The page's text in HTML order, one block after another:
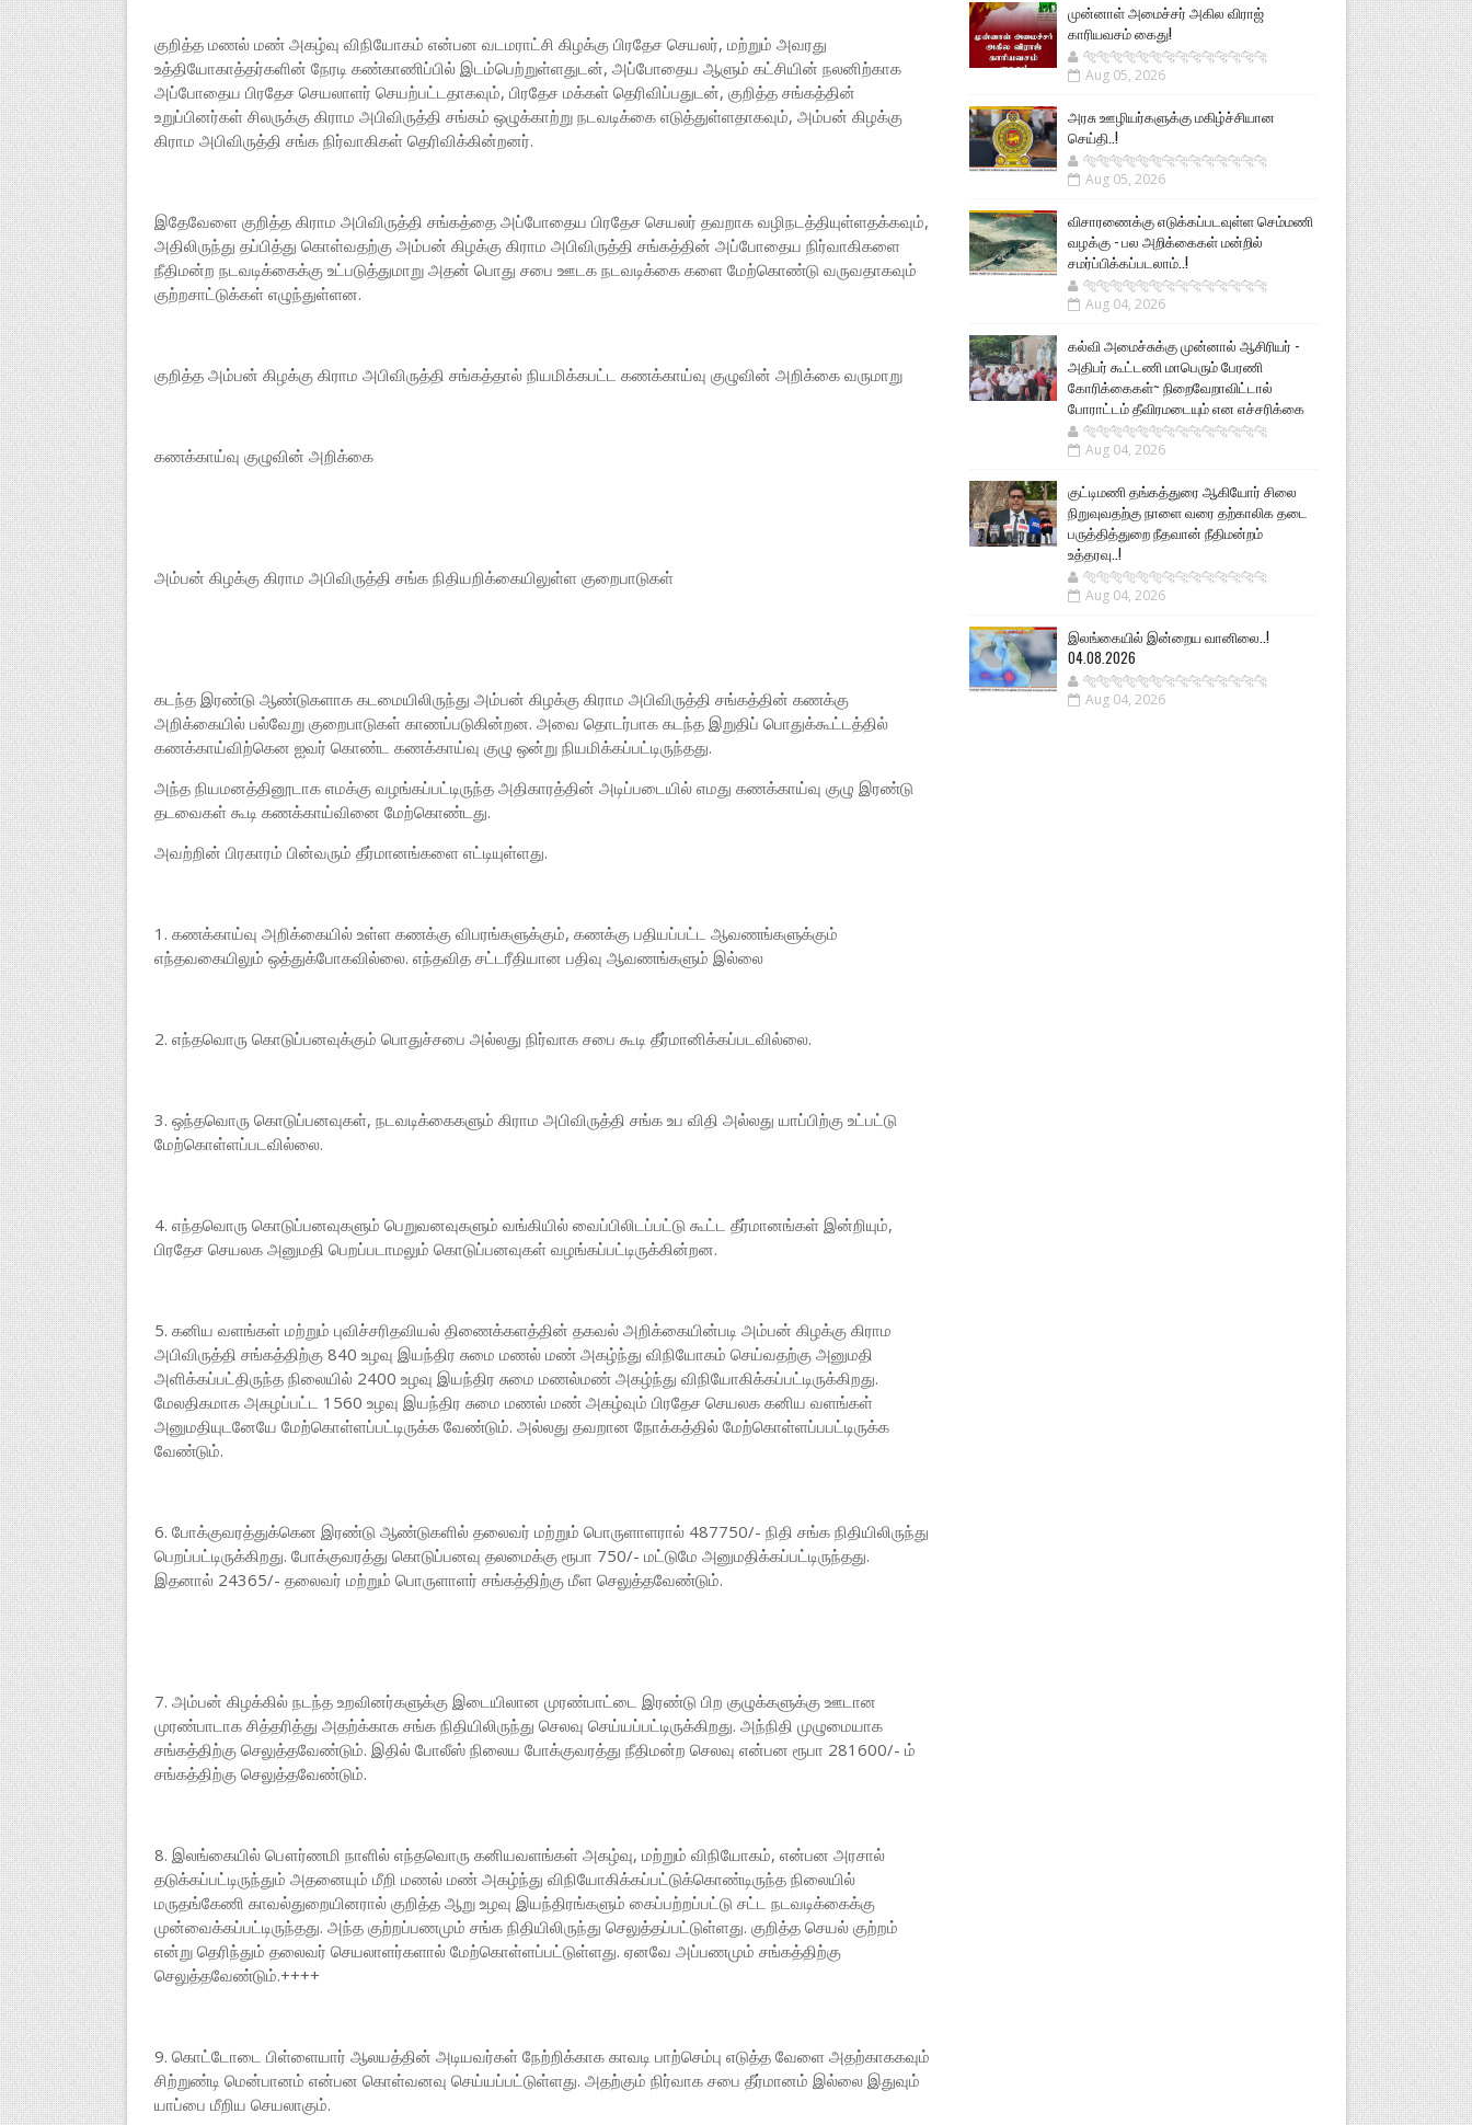
குறித்த மணல் மண் அகழ்வு விநியோகம் என்பன வடமராட்சி கிழக்கு பிரதேச செயலர், மற்றும் அவரது
உத்தியோகாத்தர்களின் நேரடி கண்காணிப்பில் இடம்பெற்றுள்ளதுடன், அப்போதைய ஆளும் கட்சியின் நலனிற்காக
அப்போதைய பிரதேச செயலாளர் செயற்பட்டதாகவும், பிரதேச மக்கள் தெரிவிப்பதுடன், குறித்த சங்கத்தின்
உறுப்பினர்கள் சிலருக்கு கிராம அபிவிருத்தி சங்கம் ஒழுக்காற்று நடவடிக்கை எடுத்துள்ளதாகவும், அம்பன் கிழக்கு
கிராம அபிவிருத்தி சங்க நிர்வாகிகள் தெரிவிக்கின்றனர்.
இதேவேளை குறித்த கிராம அபிவிருத்தி சங்கத்தை அப்போதைய பிரதேச செயலர் தவறாக வழிநடத்தியுள்ளதக்கவும்,
அதிலிருந்து தப்பித்து கொள்வதற்கு அம்பன் கிழக்கு கிராம அபிவிருத்தி சங்கத்தின் அப்போதைய நிர்வாகிகளை
நீதிமன்ற நடவடிக்கைக்கு உட்படுத்துமாறு அதன் பொது சபை ஊடக நடவடிக்கை களை மேற்கொண்டு வருவதாகவும்
குற்றசாட்டுக்கள் எழுந்துள்ளன.
குறித்த அம்பன் கிழக்கு கிராம அபிவிருத்தி சங்கத்தால் நியமிக்கபட்ட கணக்காய்வு குழுவின் அறிக்கை வருமாறு
கணக்காய்வு குழுவின் அறிக்கை
அம்பன் கிழக்கு கிராம அபிவிருத்தி சங்க நிதியறிக்கையிலுள்ள குறைபாடுகள்
கடந்த இரண்டு ஆண்டுகளாக கடமையிலிருந்து அம்பன் கிழக்கு கிராம அபிவிருத்தி சங்கத்தின் கணக்கு
அறிக்கையில் பல்வேறு குறைபாடுகள் காணப்படுகின்றன. அவை தொடர்பாக கடந்த இறுதிப் பொதுக்கூட்டத்தில்
கணக்காய்விற்கென ஐவர் கொண்ட கணக்காய்வு குழு ஒன்று நியமிக்கப்பட்டிருந்தது.
அந்த நியமனத்தினூடாக எமக்கு வழங்கப்பட்டிருந்த அதிகாரத்தின் அடிப்படையில் எமது கணக்காய்வு குழு இரண்டு
தடவைகள் கூடி கணக்காய்வினை மேற்கொண்டது.
அவற்றின் பிரகாரம் பின்வரும் தீர்மானங்களை எட்டியுள்ளது.
1. கணக்காய்வு அறிக்கையில் உள்ள கணக்கு விபரங்களுக்கும், கணக்கு பதியப்பட்ட ஆவணங்களுக்கும்
எந்தவகையிலும் ஒத்துக்போகவில்லை. எந்தவித சட்டரீதியான பதிவு ஆவணங்களும் இல்லை
2. எந்தவொரு கொடுப்பனவுக்கும் பொதுச்சபை அல்லது நிர்வாக சபை கூடி தீர்மானிக்கப்படவில்லை.
3. ஒந்தவொரு கொடுப்பனவுகள், நடவடிக்கைகளும் கிராம அபிவிருத்தி சங்க உப விதி அல்லது யாப்பிற்கு உட்பட்டு
மேற்கொள்ளப்படவில்லை.
4. எந்தவொரு கொடுப்பனவுகளும் பெறுவனவுகளும் வங்கியில் வைப்பிலிடப்பட்டு கூட்ட தீர்மானங்கள் இன்றியும்,
பிரதேச செயலக அனுமதி பெறப்படாமலும் கொடுப்பனவுகள் வழங்கப்பட்டிருக்கின்றன.
5. கனிய வளங்கள் மற்றும் புவிச்சரிதவியல் திணைக்களத்தின் தகவல் அறிக்கையின்படி அம்பன் கிழக்கு கிராம
அபிவிருத்தி சங்கத்திற்கு 840 உழவு இயந்திர சுமை மணல் மண் அகழ்ந்து விநியோகம் செய்வதற்கு அனுமதி
அளிக்கப்பட்திருந்த நிலையில் 2400 உழவு இயந்திர சுமை மணல்மண் அகழ்ந்து விநியோகிக்கப்பட்டிருக்கிறது.
மேலதிகமாக அகழப்பட்ட 1560 உழவு இயந்திர சுமை மணல் மண் அகழ்வும் பிரதேச செயலக கனிய வளங்கள்
அனுமதியுடனேயே மேற்கொள்ளப்பட்டிருக்க வேண்டும். அல்லது தவறான நோக்கத்தில் மேற்கொள்ளப்பபட்டிருக்க
வேண்டும்.
6. போக்குவரத்துக்கென இரண்டு ஆண்டுகளில் தலைவர் மற்றும் பொருளாளரால் 487750/- நிதி சங்க நிதியிலிருந்து
பெறப்பட்டிருக்கிறது. போக்குவரத்து கொடுப்பனவு தலமைக்கு ரூபா 750/- மட்டுமே அனுமதிக்கப்பட்டிருந்தது.
இதனால் 24365/- தலைவர் மற்றும் பொருளாளர் சங்கத்திற்கு மீள செலுத்தவேண்டும்.
7. அம்பன் கிழக்கில் நடந்த உறவினர்களுக்கு இடையிலான முரண்பாட்டை இரண்டு பிற குழுக்களுக்கு ஊடான
முரண்பாடாக சித்தரித்து அதற்க்காக சங்க நிதியிலிருந்து செலவு செய்யப்பட்டிருக்கிறது. அந்நிதி முழுமையாக
சங்கத்திற்கு செலுத்தவேண்டும். இதில் போலீஸ் நிலைய போக்குவரத்து நீதிமன்ற செலவு என்பன ரூபா 281600/- ம்
சங்கத்திற்கு செலுத்தவேண்டும்.
8. இலங்கையில் பௌர்ணமி நாளில் எந்தவொரு கனியவளங்கள் அகழ்வு, மற்றும் விநியோகம், என்பன அரசால்
தடுக்கப்பட்டிருந்தும் அதனையும் மீறி மணல் மண் அகழ்ந்து விநியோகிக்கப்பட்டுக்கொண்டிருந்த நிலையில்
மருதங்கேணி காவல்துறையினரால் குறித்த ஆறு உழவு இயந்திரங்களும் கைப்பற்றப்பட்டு சட்ட நடவடிக்கைக்கு
முன்வைக்கப்பட்டிருந்தது. அந்த குற்றப்பணமும் சங்க நிதியிலிருந்து செலுத்தப்பட்டுள்ளது. குறித்த செயல் குற்றம்
என்று தெரிந்தும் தலைவர் செயலாளர்களால் மேற்கொள்ளப்பட்டுள்ளது. ஏனவே அப்பணமும் சங்கத்திற்கு
செலுத்தவேண்டும்.++++
9. கொட்டோடை பிள்ளையார் ஆலயத்தின் அடியவர்கள் நேற்றிக்காக காவடி பாற்செம்பு எடுத்த வேளை அதற்காககவும்
சிற்றுண்டி மென்பானம் என்பன கொள்வனவு செய்யப்பட்டுள்ளது. அதற்கும் நிர்வாக சபை தீர்மானம் இல்லை இதுவும்
யாப்பை மீறிய செயலாகும்.
முன்னாள் அமைச்சர் அகில விராஜ்
காரியவசம் கைது!
🐅🐅🐅🐅🐅🐅🐆🐆🐆🐆🐆🐆🐆🐆
Aug 05, 2026
அரசு ஊழியர்களுக்கு மகிழ்ச்சியான
செய்தி..!
🐅🐅🐅🐅🐅🐅🐆🐆🐆🐆🐆🐆🐆🐆
Aug 05, 2026
விசாரணைக்கு எடுக்கப்படவுள்ள செம்மணி
வழக்கு - பல அறிக்கைகள் மன்றில்
சமர்ப்பிக்கப்படலாம்..!
🐅🐅🐅🐅🐅🐅🐆🐆🐆🐆🐆🐆🐆🐆
Aug 04, 2026
கல்வி அமைச்சுக்கு முன்னால் ஆசிரியர் -
அதிபர் கூட்டணி மாபெரும் பேரணி
கோரிக்கைகள்~ நிறைவேறாவிட்டால்
போராட்டம் தீவிரமடையும் என எச்சரிக்கை
🐅🐅🐅🐅🐅🐅🐆🐆🐆🐆🐆🐆🐆🐆
Aug 04, 2026
குட்டிமணி தங்கத்துரை ஆகியோர் சிலை
நிறுவுவதற்கு நாளை வரை தற்காலிக தடை
பருத்தித்துறை நீதவான் நீதிமன்றம்
உத்தரவு..!
🐅🐅🐅🐅🐅🐅🐆🐆🐆🐆🐆🐆🐆🐆
Aug 04, 2026
இலங்கையில் இன்றைய வானிலை..!
04.08.2026
🐅🐅🐅🐅🐅🐅🐆🐆🐆🐆🐆🐆🐆🐆
Aug 04, 2026